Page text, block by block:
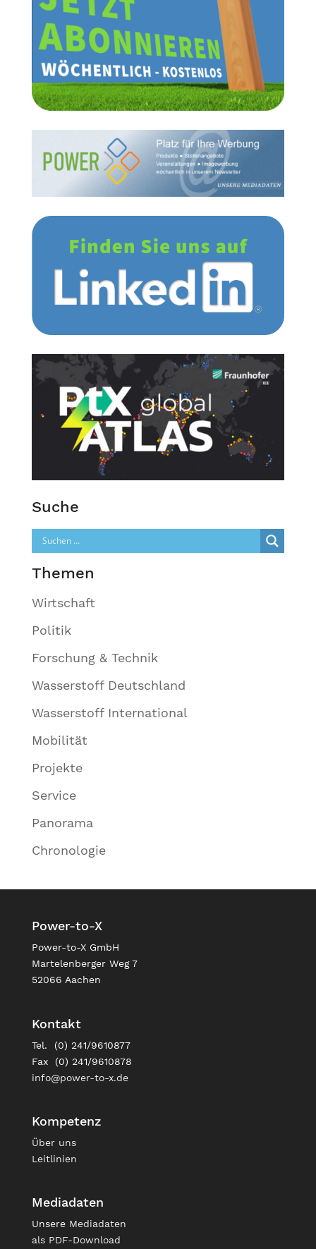
Suche
Themen
Wirtschaft
Politik
Forschung & Technik
Wasserstoff Deutschland
Wasserstoff International
Mobilität
Projekte
Service
Panorama
Chronologie
Power-to-X
Power-to-X GmbH
Martelenberger Weg 7
52066 Aachen
Kontakt
Tel. (0) 241/9610877
Fax (0) 241/9610878
info@power-to-x.de
Kompetenz
Über uns
Leitlinien
Mediadaten
Unsere Mediadaten
als PDF-Download